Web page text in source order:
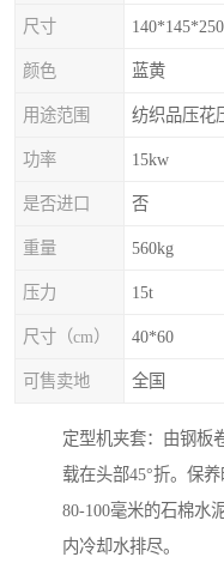
尺寸 140*145*250
颜色 蓝黄
用途范围 纺织品压花
功率 15kw
是否进口 否
重量 560kg
压力 15t
尺寸（cm） 40*60
可售卖地 全国
定型机夹套：由钢板
载在头部45°折。保
80-100毫米的石棉水
内冷却水排尽。